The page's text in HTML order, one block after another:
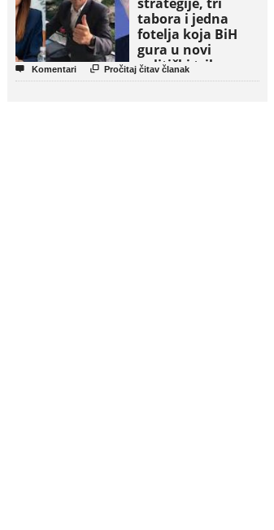
strategije, tri
tabora i jedna
fotelja koja BiH
gura u novi
politički triler
 Komentari  Pročitaj čitav članak